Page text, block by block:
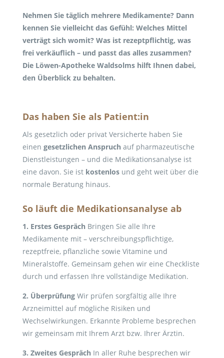
Nehmen Sie täglich mehrere Medikamente? Dann
kennen Sie vielleicht das Gefühl: Welches Mittel
verträgt sich womit? Was ist rezeptpflichtig, was
frei verkäuflich – und passt das alles zusammen?
Die Löwen-Apotheke Waldsolms hilft Ihnen dabei,
den Überblick zu behalten.
Das haben Sie als Patient:in
Als gesetzlich oder privat Versicherte haben Sie
einen gesetzlichen Anspruch auf pharmazeutische
Dienstleistungen – und die Medikationsanalyse ist
eine davon. Sie ist kostenlosund geht weit über die
normale Beratung hinaus.
So läuft die Medikationsanalyse ab
1. Erstes Gespräch Bringen Sie alle Ihre
Medikamente mit – verschreibungspflichtige,
rezeptfreie, pflanzliche sowie Vitamine und
Mineralstoffe. Gemeinsam gehen wir eine Checkliste
durch und erfassen Ihre vollständige Medikation.
2. ÜberprüfungWir prüfen sorgfältig alle Ihre
Arzneimittel auf mögliche Risiken und
Wechselwirkungen. Erkannte Probleme besprechen
wir gemeinsam mit Ihrem Arzt bzw. Ihrer Ärztin.
3. Zweites Gespräch In aller Ruhe besprechen wir